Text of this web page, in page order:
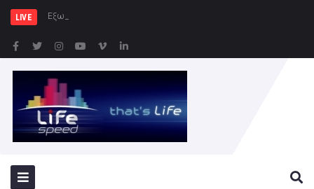
LIVE Εξωδικαστικός Μηχανισμ